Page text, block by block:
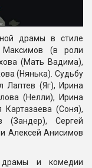
драмы в стиле
Максимов (в роли
(Мать Вадима),
(Нянька). Судьбу
Лаптев (Яг), Ирина
(Нелли), Ирина
Картазаева (Соня),
Сергей
Алексей Анисимов
драмы и комедии